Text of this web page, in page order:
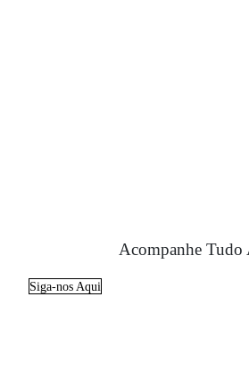
Acompanhe Tudo
Siga-nos Aqui